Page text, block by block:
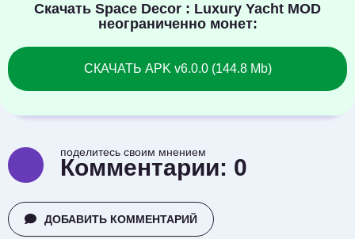
Скачать Space Decor : Luxury Yacht MOD
неограниченно монет:
СКАЧАТЬ APK v6.0.0 (144.8 Mb)
поделитесь своим мнением
Комментарии: 0
ДОБАВИТЬ КОММЕНТАРИЙ